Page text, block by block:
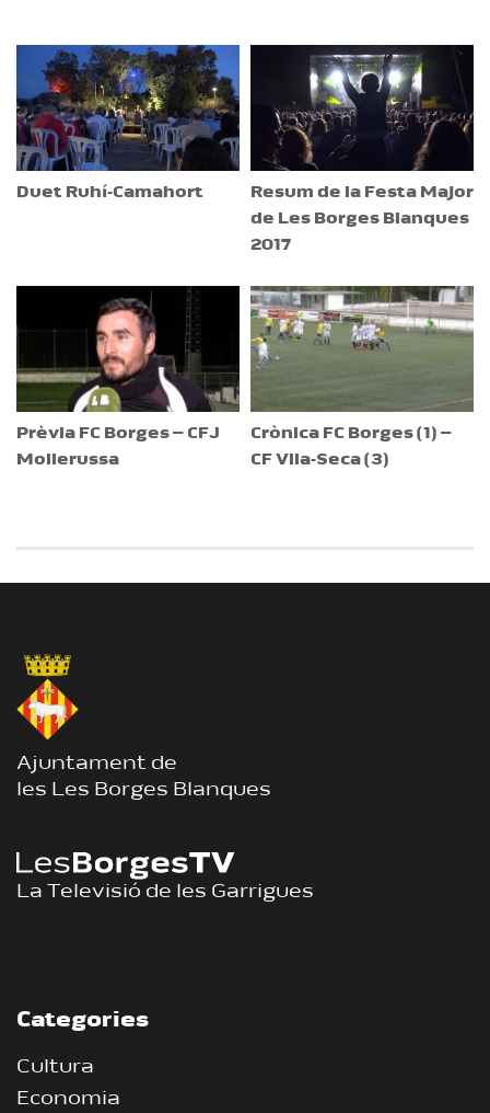
Duet Ruhí-Camahort
Resum de la Festa Major
de Les Borges Blanques
2017
Prèvia FC Borges – CFJ
Mollerussa
Crònica FC Borges (1) –
CF Vila-Seca (3)
Ajuntament de
les Les Borges Blanques
La Televisió de les Garrigues
Categories
Cultura
Economia